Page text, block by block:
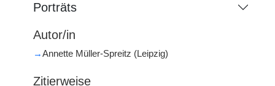
Porträts
Autor/in
→Annette Müller-Spreitz (Leipzig)
Zitierweise